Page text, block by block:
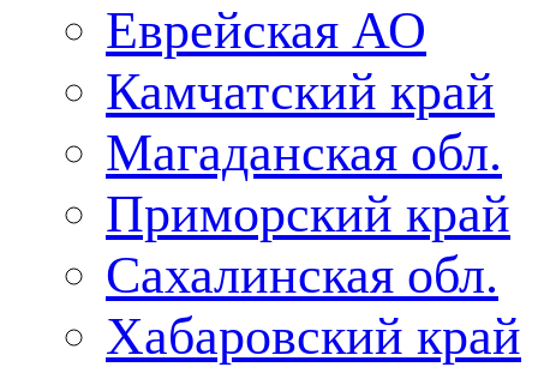
Еврейская АО
Камчатский край
Магаданская обл.
Приморский край
Сахалинская обл.
Хабаровский край